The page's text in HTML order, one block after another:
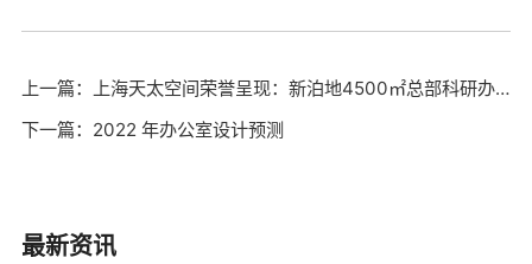
上一篇：上海天太空间荣誉呈现：新泊地4500㎡总部科研办公一体化空间圆满交付
下一篇：2022 年办公室设计预测
最新资讯